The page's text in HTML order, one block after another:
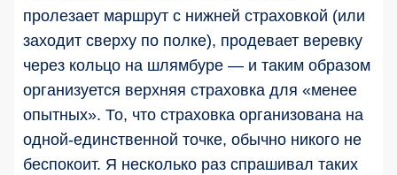
пролезает маршрут с нижней страховкой (или
заходит сверху по полке), продевает веревку
через кольцо на шлямбуре — и таким образом
организуется верхняя страховка для «менее
опытных». То, что страховка организована на
одной-единственной точке, обычно никого не
беспокоит. Я несколько раз спрашивал таких